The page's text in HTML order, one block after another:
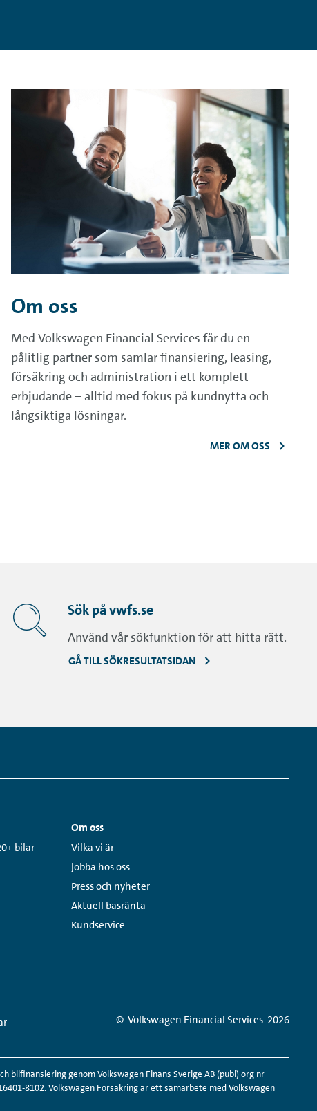
Om oss
Med Volkswagen Financial Services får du en
pålitlig partner som samlar finansiering, leasing,
försäkring och administration i ett komplett
erbjudande – alltid med fokus på kundnytta och
långsiktiga lösningar.
MER OM OSS
Sök på vwfs.se
Använd vår sökfunktion för att hitta rätt.
GÅ TILL SÖKRESULTATSIDAN
bilar
Om oss
Links:
Vilka vi är
Jobba hos oss
Press och nyheter
Aktuell basränta
Kundservice
© Volkswagen Financial Services 2026
bilfinansiering genom Volkswagen Finans Sverige AB (publ) org nr
8102. Volkswagen Försäkring är ett samarbete med Volkswagen